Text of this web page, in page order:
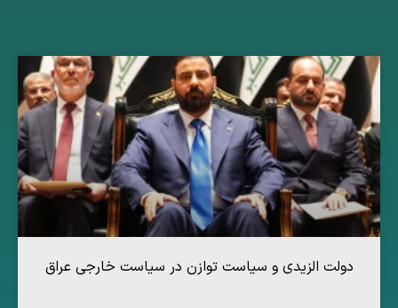
دولت الزیدی و سیاست توازن در سیاست خارجی عراق